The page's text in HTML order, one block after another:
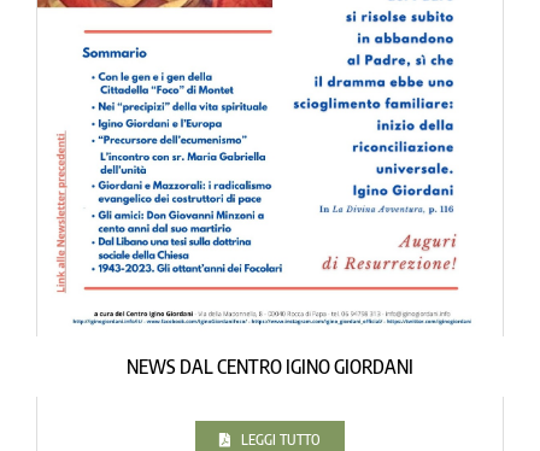
NEWS DAL CENTRO IGINO GIORDANI
LEGGI TUTTO